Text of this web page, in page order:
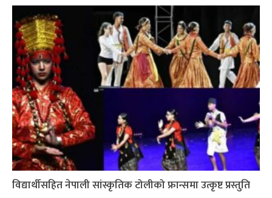
विद्यार्थीसहित नेपाली सांस्कृतिक टोलीको फ्रान्समा उत्कृष्ट प्रस्तुति